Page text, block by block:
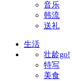
音乐
韩流
送礼
生活
壮龄go!
特写
美食